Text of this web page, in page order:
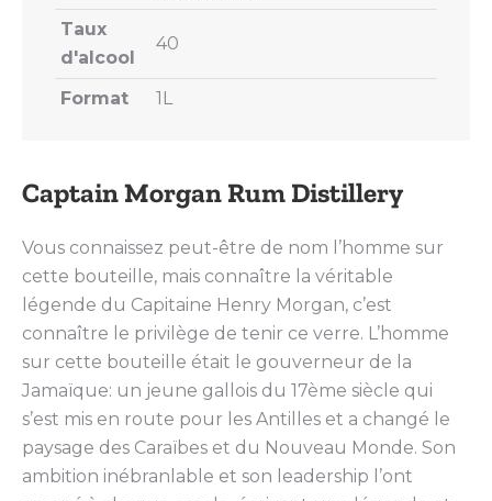
Captain Morgan Rum Distillery
Vous connaissez peut-être de nom l’homme sur
cette bouteille, mais connaître la véritable
légende du Capitaine Henry Morgan, c’est
connaître le privilège de tenir ce verre. L’homme
sur cette bouteille était le gouverneur de la
Jamaïque: un jeune gallois du 17ème siècle qui
s’est mis en route pour les Antilles et a changé le
paysage des Caraïbes et du Nouveau Monde. Son
ambition inébranlable et son leadership l’ont
Taux
d'alcool
40
Format 1L